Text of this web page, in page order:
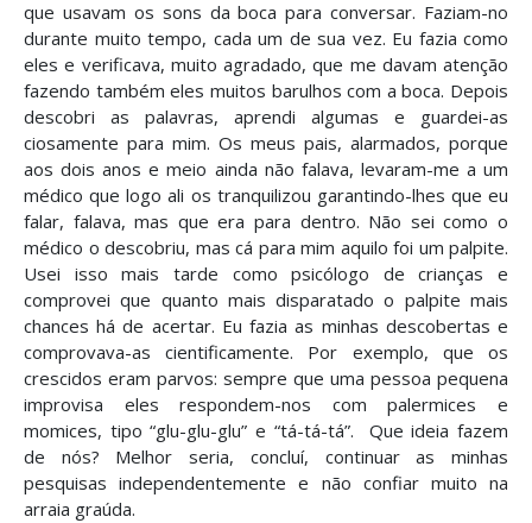
que usavam os sons da boca para conversar. Faziam-no
durante muito tempo, cada um de sua vez. Eu fazia como
eles e verificava, muito agradado, que me davam atenção
fazendo também eles muitos barulhos com a boca. Depois
descobri as palavras, aprendi algumas e guardei-as
ciosamente para mim. Os meus pais, alarmados, porque
aos dois anos e meio ainda não falava, levaram-me a um
médico que logo ali os tranquilizou garantindo-lhes que eu
falar, falava, mas que era para dentro. Não sei como o
médico o descobriu, mas cá para mim aquilo foi um palpite.
Usei isso mais tarde como psicólogo de crianças e
comprovei que quanto mais disparatado o palpite mais
chances há de acertar. Eu fazia as minhas descobertas e
comprovava-as cientificamente. Por exemplo, que os
crescidos eram parvos: sempre que uma pessoa pequena
improvisa eles respondem-nos com palermices e
momices, tipo “glu-glu-glu” e “tá-tá-tá”. Que ideia fazem
de nós? Melhor seria, concluí, continuar as minhas
pesquisas independentemente e não confiar muito na
arraia graúda.